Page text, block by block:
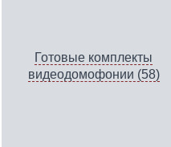
Готовые комплекты
видеодомофонии (58)